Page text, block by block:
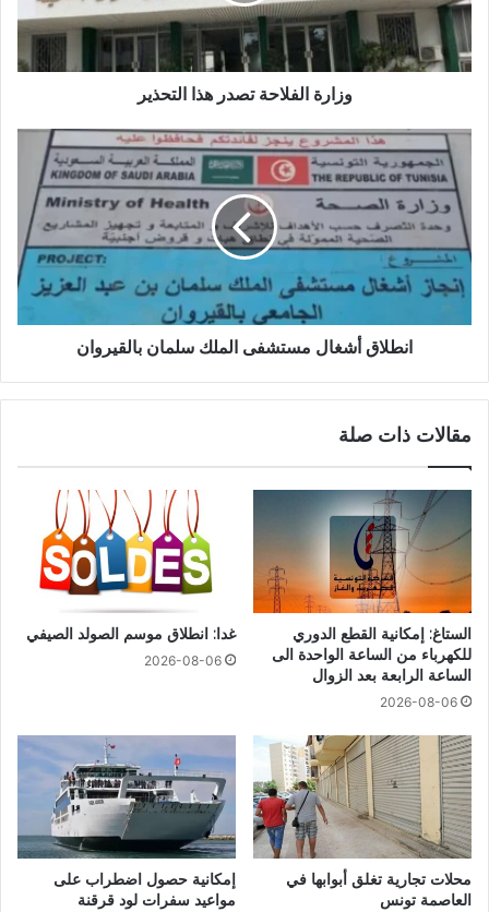
وزارة الفلاحة تصدر هذا التحذير
انطلاق أشغال مستشفى الملك سلمان بالقيروان
مقالات ذات صلة
الستاغ: إمكانية القطع الدوري
للكهرباء من الساعة الواحدة الى
الساعة الرابعة بعد الزوال
2026-08-06
غدا: انطلاق موسم الصولد الصيفي
2026-08-06
محلات تجارية تغلق أبوابها في
العاصمة تونس
إمكانية حصول اضطراب على
مواعيد سفرات لود قرقنة